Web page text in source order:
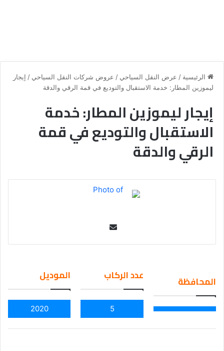
الرئيسية / عرض النقل السياحي / عروض شركات النقل السياحي / إيجار
ليموزين المطار: خدمة الاستقبال والتوديع في قمة الرقي والدقة
إيجار ليموزين المطار: خدمة
الاستقبال والتوديع في قمة
الرقي والدقة
ail
المحافظة عدد الركاب
5
الموديل
2020